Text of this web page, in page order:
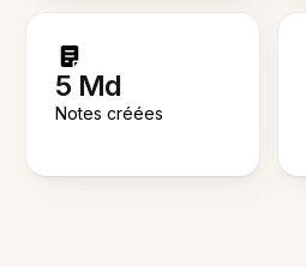
5 Md
Notes créées